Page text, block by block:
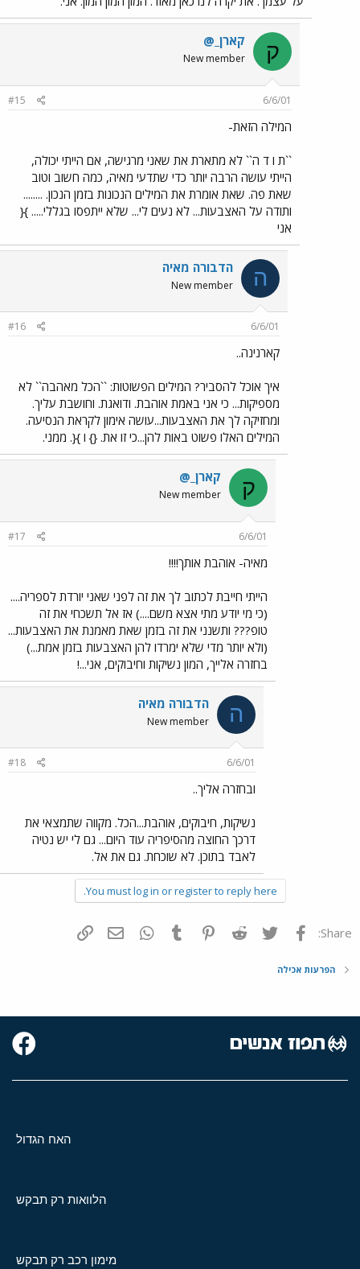
ק קארן_@
New member
6/6/01
#15
המילה הזאת-
``ת ו ד ה`` לא מתארת את שאני מרגישה, אם הייתי יכולה,
הייתי עושה הרבה יותר כדי שתדעי מאיה, כמה חשוב וטוב
שאת פה. שאת אומרת את המילים הנכונות בזמן הנכון. ........
ותודה על האצבעות... לא נעים לי... שלא ייתפסו בגללי..... }{
אני
ה הדבורה מאיה
New member
6/6/01
#16
קארנינה..
איך אוכל להסביר? המילים הפשוטות: ``הכל מאהבה`` לא
מספיקות... כי אני באמת אוהבת. ודואגת. וחושבת עליך.
ומחזיקה לך את האצבעות...עושה אימון לקראת הנסיעה.
המילים האלו פשוט באות להן...כי זו את. {} ו }{. ממני.
ק קארן_@
New member
6/6/01
#17
מאיה- אוהבת אותך!!!!
הייתי חייבת לכתוב לך את זה לפני שאני יורדת לספריה....
(כי מי יודע מתי אצא משם....) אז אל תשכחי את זה
טופ??? ותשנני את זה בזמן שאת מאמנת את האצבעות...
(ולא יותר מדי שלא ימרדו להן האצבעות בזמן אמת...)
בחזרה אלייך, המון נשיקות וחיבוקים, אני...!
ה הדבורה מאיה
New member
6/6/01
#18
ובחזרה אליך..
נשיקות, חיבוקים, אוהבת...הכל. מקווה שתמצאי את
דרכך החוצה מהסיפריה עוד היום... גם לי יש נטיה
לאבד בתוכן. לא שוכחת. גם את אל.
You must log in or register to reply here.
Share: פייסבוק Twitter
Reddit
Pinterest
Tumblr
WhatsAppדואר אלקטרוני
הפרעות אכילה
האח הגדול
הלוואות רק תבקש
מימון רכב רק תבקש